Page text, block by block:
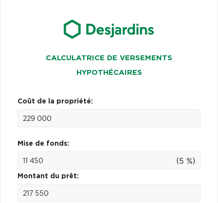
CALCULATRICE DE VERSEMENTS
HYPOTHÉCAIRES
Coût de la propriété:
Mise de fonds:
(5 %)
Montant du prêt: